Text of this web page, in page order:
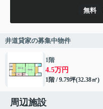
無料
井道貸家の募集中物件
1階
4.5万円
1階 / 9.79坪(32.38㎡)
周辺施設